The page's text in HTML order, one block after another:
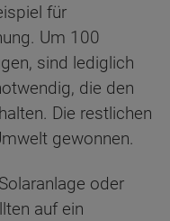
für
Um 100
sind lediglich
die den
Die restlichen
gewonnen.
oder
auf ein